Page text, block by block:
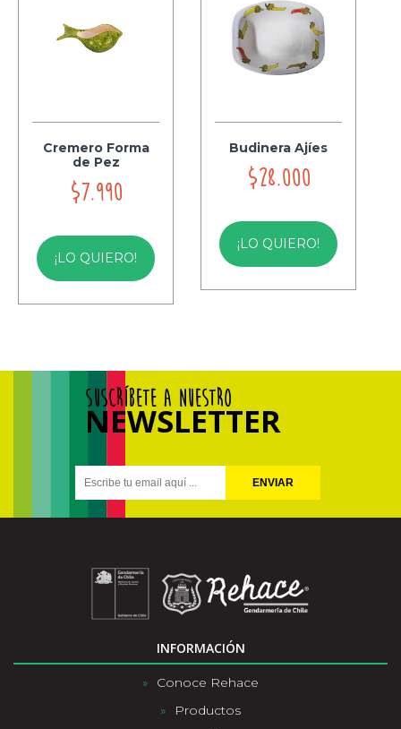
Cremero Forma
de Pez
$7.990
¡LO QUIERO!
Budinera Ajíes
$28.000
¡LO QUIERO!
SUSCRÍBETE A NUESTRO
NEWSLETTER
ENVIAR
INFORMACIÓN
Conoce Rehace
Productos